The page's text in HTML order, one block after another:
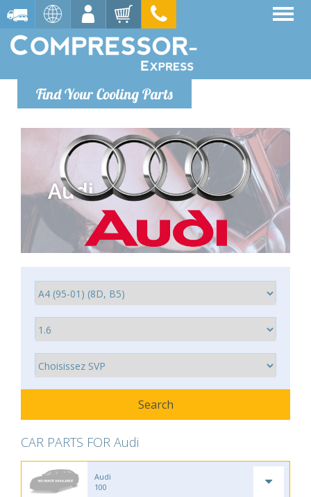
Find Your Cooling Parts
Audi
CAR PARTS FOR Audi
Audi
100